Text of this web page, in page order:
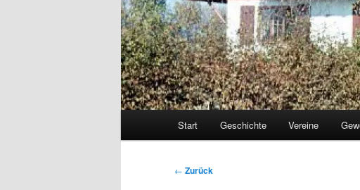
Start Geschichte Vereine
Beitragsnavigation
← Zurück